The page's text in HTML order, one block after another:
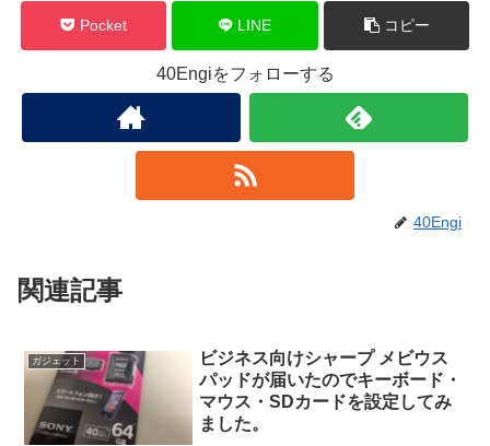
Pocket LINE コピー
40Engiをフォローする
40Engi
関連記事
ガジェット
ビジネス向けシャープ メビウス
パッドが届いたのでキーボード・
マウス・SDカードを設定してみ
ました。